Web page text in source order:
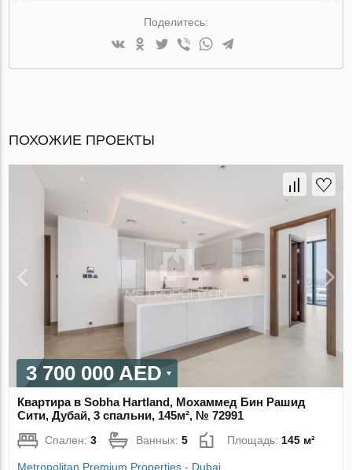
Поделитесь:
ПОХОЖИЕ ПРОЕКТЫ
3 700 000 AED
Квартира в Sobha Hartland, Мохаммед Бин Рашид
Сити, Дубай, 3 спальни, 145м², № 72991
Спален:3 Ванных:5 Площадь:145 м²
Metropolitan Premium Properties - Dubai